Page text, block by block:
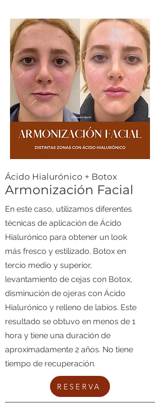
​Ácido Hialurónico + Botox
Armonización Facial
En este caso, utilizamos diferentes
técnicas de aplicación de Ácido
Hialurónico para obtener un look
más fresco y estilizado. Botox en
tercio medio y superior,
levantamiento de cejas con Botox,
disminución de ojeras con Ácido
Hialurónico y relleno de labios. Este
resultado se obtuvo en menos de 1
hora y tiene una duración de
aproximadamente 2 años. No tiene
tiempo de recuperación.
RESERVA